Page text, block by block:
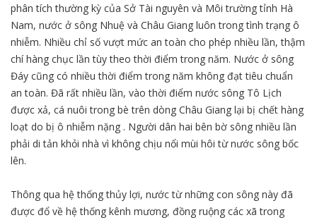
phân tích thường kỳ của Sở Tài nguyên và Môi trường tỉnh Hà
Nam, nước ở sông Nhuệ và Châu Giang luôn trong tình trạng ô
nhiễm. Nhiều chỉ số vượt mức an toàn cho phép nhiều lần, thậm
chí hàng chục lần tùy theo thời điểm trong năm. Nước ở sông
Đáy cũng có nhiều thời điểm trong năm không đạt tiêu chuẩn
an toàn. Đã rất nhiều lần, vào thời điểm nước sông Tô Lịch
được xả, cá nuôi trong bè trên dòng Châu Giang lại bị chết hàng
loạt do bị ô nhiễm nặng . Người dân hai bên bờ sông nhiều lần
phải di tản khỏi nhà vì không chịu nổi mùi hôi từ nước sông bốc
lên.
Thông qua hệ thống thủy lợi, nước từ những con sông này đã
được đổ về hệ thống kênh mương, đồng ruộng các xã trong